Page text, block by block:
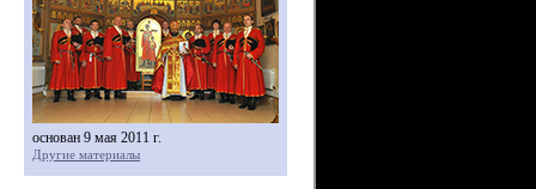
основан 9 мая 2011 г.
Другие материалы